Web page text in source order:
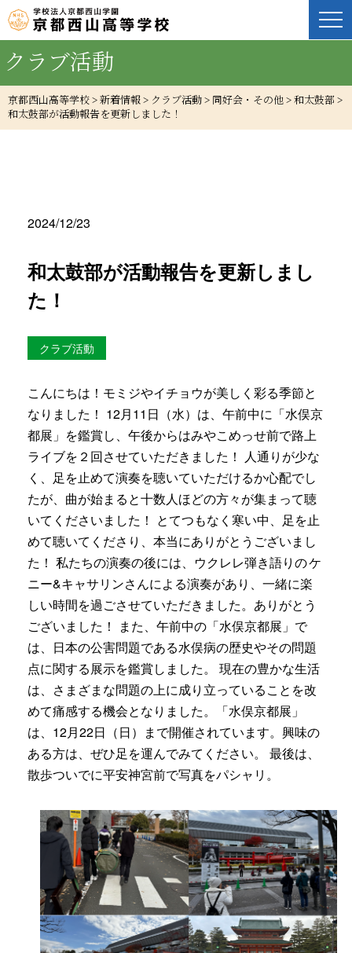
クラブ活動
京都西山高等学校 > 新着情報 > クラブ活動 > 同好会・その他 > 和太鼓部 >
和太鼓部が活動報告を更新しました！
2024/12/23
和太鼓部が活動報告を更新しまし
た！
クラブ活動
こんにちは！モミジやイチョウが美しく彩る季節と
なりました！ 12月11日（水）は、午前中に「水俣京
都展」を鑑賞し、午後からはみやこめっせ前で路上
ライブを２回させていただきました！ 人通りが少な
く、足を止めて演奏を聴いていただけるか心配でし
たが、曲が始まると十数人ほどの方々が集まって聴
いてくださいました！ とてつもなく寒い中、足を止
めて聴いてくださり、本当にありがとうございまし
た！ 私たちの演奏の後には、ウクレレ弾き語りのケ
ニー&キャサリンさんによる演奏があり、一緒に楽
しい時間を過ごさせていただきました。ありがとう
ございました！
また、午前中の「水俣京都展」で
は、日本の公害問題である水俣病の歴史やその問題
点に関する展示を鑑賞しました。 現在の豊かな生活
は、さまざまな問題の上に成り立っていることを改
めて痛感する機会となりました。「水俣京都展」
は、12月22日（日）まで開催されています。興味の
ある方は、ぜひ足を運んでみてください。
最後は、
散歩ついでに平安神宮前で写真をパシャリ。